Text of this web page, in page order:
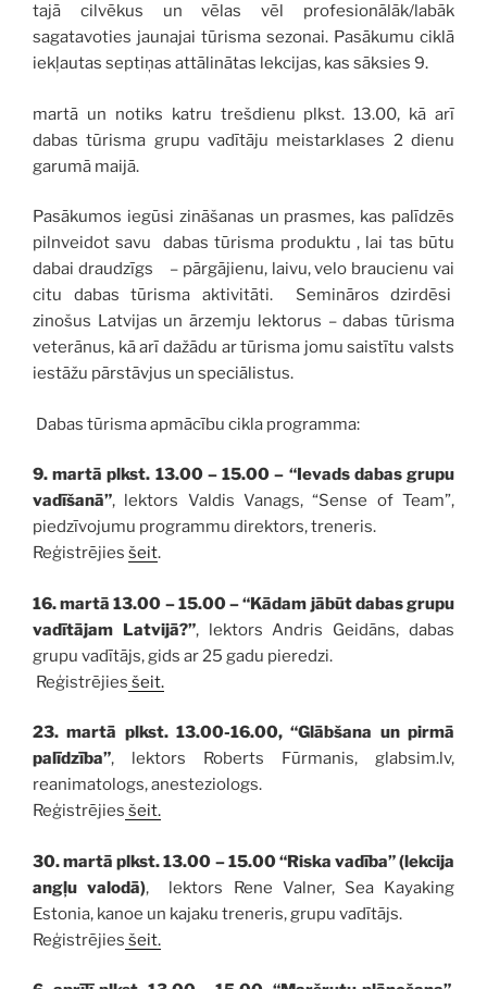
tajā cilvēkus un vēlas vēl profesionālāk/labāk
sagatavoties jaunajai tūrisma sezonai. Pasākumu ciklā
iekļautas septiņas attālinātas lekcijas, kas sāksies 9.
martā un notiks katru trešdienu plkst. 13.00, kā arī
dabas tūrisma grupu vadītāju meistarklases 2 dienu
garumā maijā.
Pasākumos iegūsi zināšanas un prasmes, kas palīdzēs
pilnveidot savu dabas tūrisma produktu , lai tas būtu
dabai draudzīgs – pārgājienu, laivu, velo braucienu vai
citu dabas tūrisma aktivitāti. Semināros dzirdēsi
zinošus Latvijas un ārzemju lektorus – dabas tūrisma
veterānus, kā arī dažādu ar tūrisma jomu saistītu valsts
iestāžu pārstāvjus un speciālistus.
Dabas tūrisma apmācību cikla programma:
9. martā plkst. 13.00 – 15.00 – “Ievads dabas grupu
vadīšanā”, lektors Valdis Vanags, “Sense of Team”,
piedzīvojumu programmu direktors, treneris.
Reģistrējies šeit.
16. martā 13.00 – 15.00 – “Kādam jābūt dabas grupu
vadītājam Latvijā?”, lektors Andris Geidāns, dabas
grupu vadītājs, gids ar 25 gadu pieredzi.
Reģistrējies šeit.
23. martā plkst. 13.00-16.00, “Glābšana un pirmā
palīdzība”, lektors Roberts Fūrmanis, glabsim.lv,
reanimatologs, anesteziologs.
Reģistrējies šeit.
30. martā plkst. 13.00 – 15.00 “Riska vadība” (lekcija
angļu valodā), lektors Rene Valner, Sea Kayaking
Estonia, kanoe un kajaku treneris, grupu vadītājs.
Reģistrējies šeit.